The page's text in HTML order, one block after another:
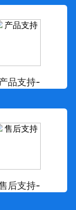
品支持-
后支持-